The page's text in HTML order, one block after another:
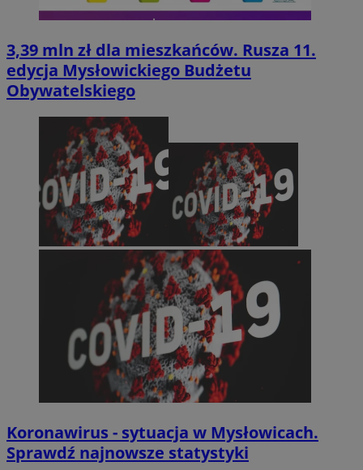
3,39 mln zł dla mieszkańców. Rusza 11.
edycja Mysłowickiego Budżetu
Obywatelskiego
Koronawirus - sytuacja w Mysłowicach.
Sprawdź najnowsze statystyki